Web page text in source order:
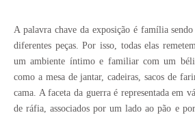
A palavra chave da exposição é família
diferentes peças. Por isso, todas elas
um ambiente íntimo e familiar com um
como a mesa de jantar, cadeiras, sacos de
cama. A faceta da guerra é representada em
de ráfia, associados por um lado ao pão e